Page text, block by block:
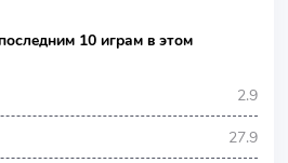
10 играм в этом
2.9
27.9